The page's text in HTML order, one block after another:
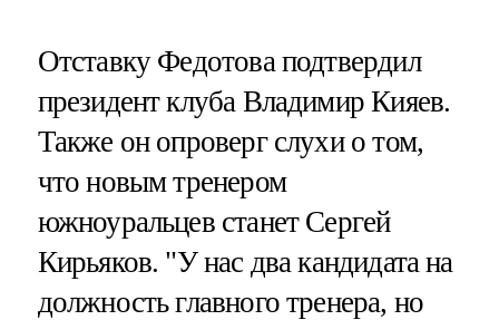
Отставку Федотова подтвердил
президент клуба Владимир Кияев.
Также он опроверг слухи о том,
что новым тренером
южноуральцев станет Сергей
Кирьяков. "У нас два кандидата на
должность главного тренера, но